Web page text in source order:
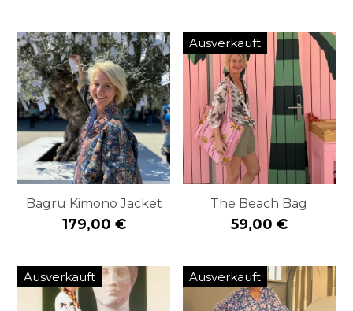
Bagru Kimono Jacket
179,00 €
Ausverkauft
The Beach Bag
59,00 €
Ausverkauft Ausverkauft